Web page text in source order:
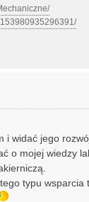
i widać jego
o mojej wiedzy
typu